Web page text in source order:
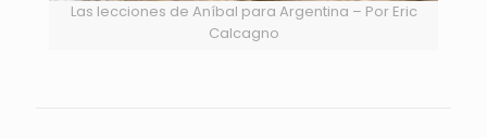
Las lecciones de Aníbal para Argentina – Por Eric
Calcagno